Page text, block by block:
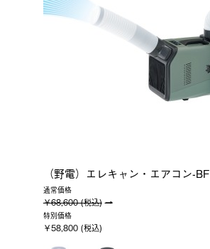
（野電）エレキャン・エアコン-BF
通常価格
￥68,600 (税込)
特別価格
￥58,800 (税込)